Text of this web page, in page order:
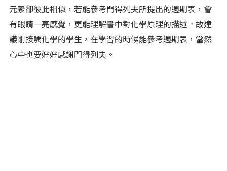
元素卻彼此相似，若能參考門得列夫所提出的週期表，會
有眼睛一亮感覺，更能理解書中對化學原理的描述。故建
議剛接觸化學的學生，在學習的時候能參考週期表，當然
心中也要好好感謝門得列夫。